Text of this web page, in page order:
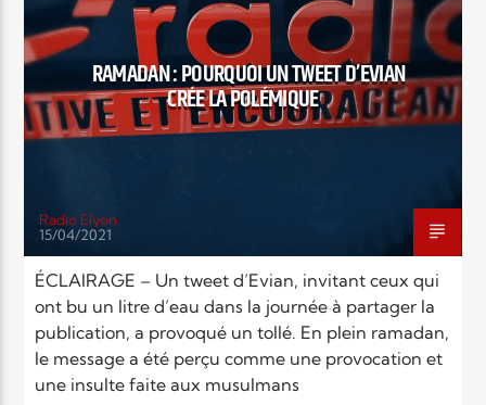
TITRE
ARTISTE
Radio Elyon
Elyon Rhema
RAMADAN : POURQUOI UN TWEET D’EVIAN
CRÉE LA POLÉMIQUE
Radio Elyon
15/04/2021
ÉCLAIRAGE – Un tweet d’Evian, invitant ceux qui
ont bu un litre d’eau dans la journée à partager la
publication, a provoqué un tollé. En plein ramadan,
le message a été perçu comme une provocation et
une insulte faite aux musulmans